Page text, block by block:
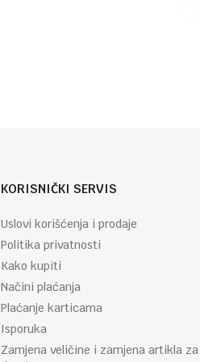
KORISNIČKI SERVIS
Uslovi korišćenja i prodaje
Politika privatnosti
Kako kupiti
Načini plaćanja
Plaćanje karticama
Isporuka
Zamjena veličine i zamjena artikla za